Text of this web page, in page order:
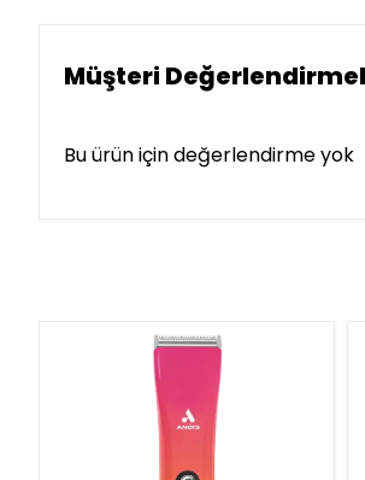
Müşteri
Bu ürün için değerlendirme yok